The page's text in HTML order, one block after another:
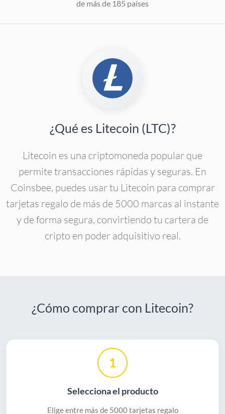
de más de 185 países
¿Qué es Litecoin (LTC)?
Litecoin es una criptomoneda popular que
permite transacciones rápidas y seguras. En
Coinsbee, puedes usar tu Litecoin para comprar
tarjetas regalo de más de 5000 marcas al instante
y de forma segura, convirtiendo tu cartera de
cripto en poder adquisitivo real.
¿Cómo comprar con Litecoin?
1
Selecciona el producto
Elige entre más de 5000 tarjetas regalo